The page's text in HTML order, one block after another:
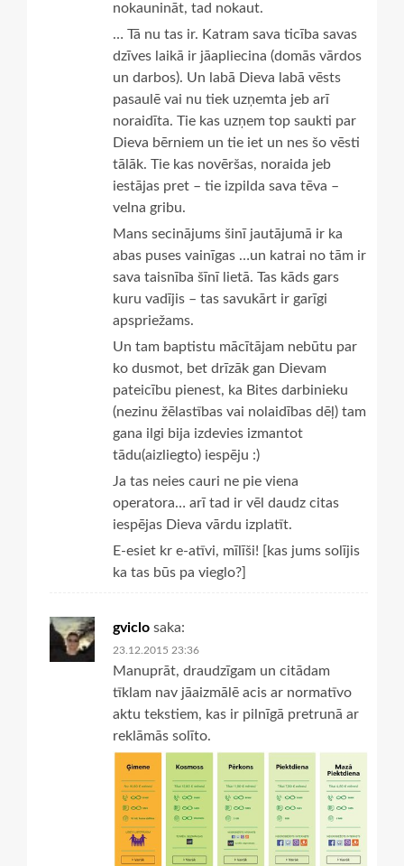
nokaunināt, tad nokaut.
… Tā nu tas ir. Katram sava ticība savas
dzīves laikā ir jāapliecina (domās vārdos
un darbos). Un labā Dieva labā vēsts
pasaulē vai nu tiek uzņemta jeb arī
noraidīta. Tie kas uzņem top saukti par
Dieva bērniem un tie iet un nes šo vēsti
tālāk. Tie kas novēršas, noraida jeb
iestājas pret – tie izpilda sava tēva –
velna gribu.
Mans secinājums šinī jautājumā ir ka
abas puses vainīgas …un katrai no tām ir
sava taisnība šīnī lietā. Tas kāds gars
kuru vadījis – tas savukārt ir garīgi
apspriežams.
Un tam baptistu mācītājam nebūtu par
ko dusmot, bet drīzāk gan Dievam
pateicību pienest, ka Bites darbinieku
(nezinu žēlastības vai nolaidības dēļ) tam
gana ilgi bija izdevies izmantot
tādu(aizliegto) iespēju :)
Ja tas neies cauri ne pie viena
operatora… arī tad ir vēl daudz citas
iespējas Dieva vārdu izplatīt.
E-esiet kr e-atīvi, mīlīši! [kas jums solījis
ka tas būs pa vieglo?]
gviclo saka:
23.12.2015 23:36
Manuprāt, draudzīgam un citādam
tīklam nav jāaizmālē acis ar normatīvo
aktu tekstiem, kas ir pilnīgā pretrunā ar
reklāmās solīto.